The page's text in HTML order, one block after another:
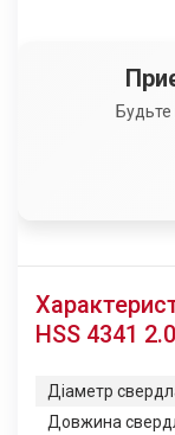
Будьте
HSS 4341
Діаметр
Довжина